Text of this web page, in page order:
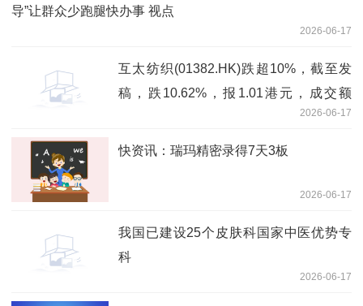
导”让群众少跑腿快办事 视点
2026-06-17
互太纺织(01382.HK)跌超10%，截至发
稿，跌10.62%，报1.01港元，成交额
2026-06-17
快资讯：瑞玛精密录得7天3板
2026-06-17
我国已建设25个皮肤科国家中医优势专
科
2026-06-17